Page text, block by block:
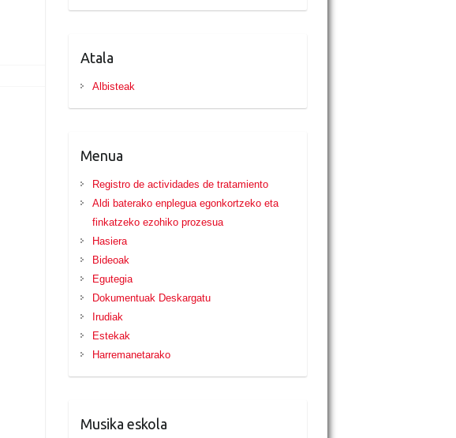
Atala
Albisteak
Menua
Registro de actividades de tratamiento
Aldi baterako enplegua egonkortzeko eta
finkatzeko ezohiko prozesua
Hasiera
Bideoak
Egutegia
Dokumentuak Deskargatu
Irudiak
Estekak
Harremanetarako
Musika eskola